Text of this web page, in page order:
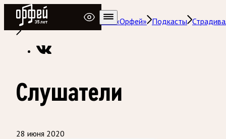
Радио Орфей
Радио классической музыки «Орфей» Подкасты
Слушатели
28 июня 2020